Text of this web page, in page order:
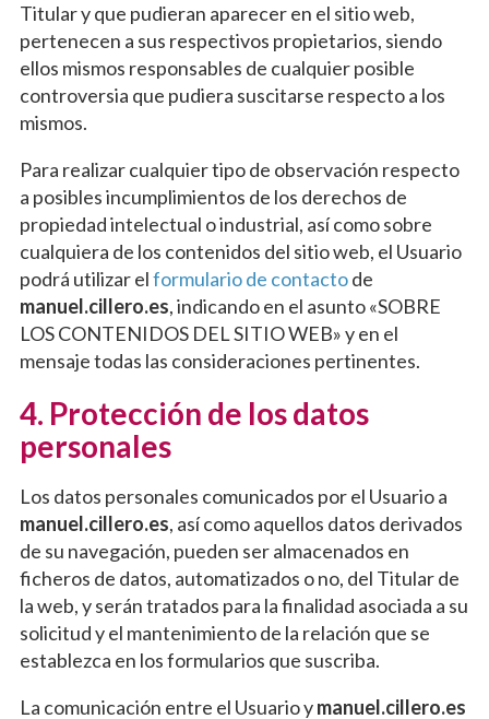
Titular y que pudieran aparecer en el sitio web,
pertenecen a sus respectivos propietarios, siendo
ellos mismos responsables de cualquier posible
controversia que pudiera suscitarse respecto a los
mismos.
Para realizar cualquier tipo de observación respecto
a posibles incumplimientos de los derechos de
propiedad intelectual o industrial, así como sobre
cualquiera de los contenidos del sitio web, el Usuario
podrá utilizar elformulario de contactode
manuel.cillero.es, indicando en el asunto «SOBRE
LOS CONTENIDOS DEL SITIO WEB» y en el
mensaje todas las consideraciones pertinentes.
4. Protección de los datos
personales
Los datos personales comunicados por el Usuario a
manuel.cillero.es, así como aquellos datos derivados
de su navegación, pueden ser almacenados en
ficheros de datos, automatizados o no, del Titular de
la web, y serán tratados para la finalidad asociada a su
solicitud y el mantenimiento de la relación que se
establezca en los formularios que suscriba.
La comunicación entre el Usuario ymanuel.cillero.es